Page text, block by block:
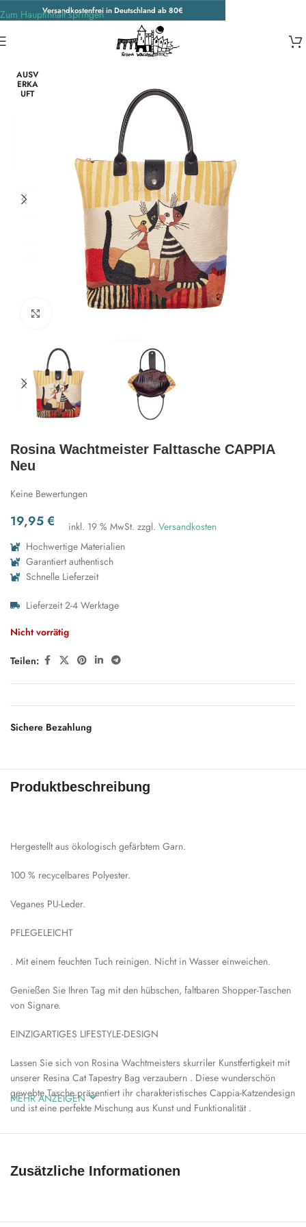
Versandkostenfrei in Deutschland ab 80€
Zum Hauptinhalt springen
Accessoires
AUSV
ERKA
UFT
Zum Vergrößern klicken
Rosina Wachtmeister Falttasche CAPPIA
Neu
Keine Bewertungen
19,95€ inkl. 19 % MwSt. zzgl. Versandkosten
Hochwertige Materialien
Garantiert authentisch
Schnelle Lieferzeit
Lieferzeit 2-4 Werktage
Nicht vorrätig
Teilen:
Sichere Bezahlung
Produktbeschreibung
Hergestellt aus ökologisch gefärbtem Garn.
100 % recycelbares Polyester.
Veganes PU-Leder.
PFLEGELEICHT
. Mit einem feuchten Tuch reinigen. Nicht in Wasser einweichen.
Genießen Sie Ihren Tag mit den hübschen, faltbaren Shopper-Taschen
von Signare.
EINZIGARTIGES LIFESTYLE-DESIGN
Lassen Sie sich von Rosina Wachtmeisters skurriler Kunstfertigkeit mit
unserer Resina Cat Tapestry Bag verzaubern . Diese wunderschön
gewebte Tasche präsentiert ihr charakteristisches Cappia-Katzendesign
und ist eine perfekte Mischung aus Kunst und Funktionalität .
Exquisites Wandteppichdesign – Inspiriert von Wachtmeisters
kräftigen Farben und verspielten Details zum Leben.
MEHR ANZEIGEN
Zusätzliche Informationen